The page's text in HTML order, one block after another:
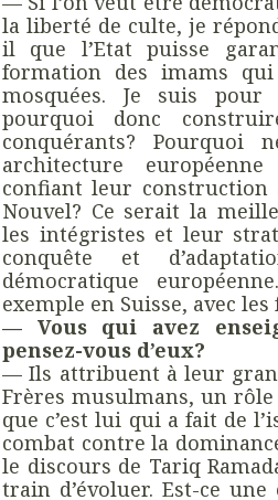
la liberté de culte, je
il que l’Etat puisse
formation des imams
mosquées. Je suis
pourquoi donc
conquérants? Pourquoi
architecture
confiant leur construction
Nouvel? Ce serait la
les intégristes et leur
conquête et
démocratique
exemple en Suisse, avec
— Vous qui avez
pensez-vous d’eux?
— Ils attribuent à leur
Frères musulmans, un
que c’est lui qui a fait de
combat contre la
le discours de Tariq
train d’évoluer. Est-ce